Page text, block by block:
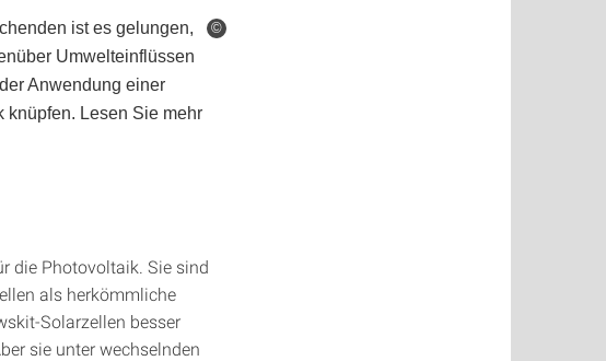
ist es gelungen,
Umwelteinflüssen
Anwendung einer
knüpfen. Lesen Sie mehr
die Photovoltaik. Sie sind
als herkömmliche
Solarzellen besser
sie unter wechselnden
©